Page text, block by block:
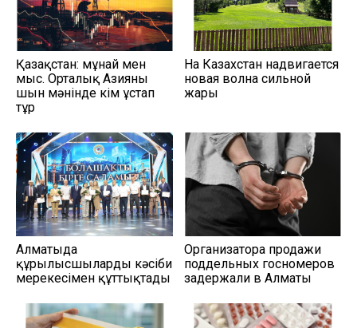
Қазақстан: мұнай мен
мыс. Орталық Азияны
шын мәнінде кім ұстап
тұр
На Казахстан надвигается
новая волна сильной
жары
Алматыда
құрылысшыларды кәсіби
мерекесімен құттықтады
Организатора продажи
поддельных госномеров
задержали в Алматы